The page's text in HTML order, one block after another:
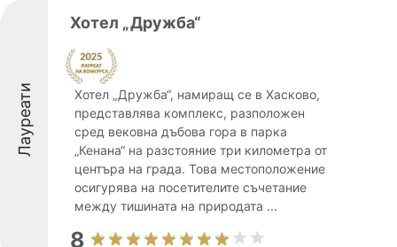
Лауреати
Хотел „Дружба“
Хотел „Дружба“, намиращ се в Хасково,
представлява комплекс, разположен
сред вековна дъбова гора в парка
„Кенана“ на разстояние три километра от
центъра на града. Това местоположение
осигурява на посетителите съчетание
между тишината на природата ...
8